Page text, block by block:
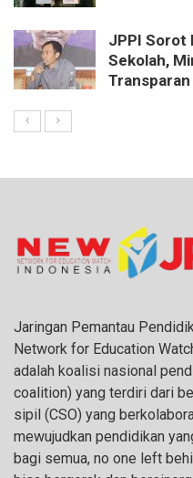
JPPI Sorot
Sekolah,
Transparan
Jaringan Pemantau
Network for Education
adalah koalisi nasional
coalition) yang terdiri dari
sipil (CSO) yang
mewujudkan pendidikan
bagi semua, no one left